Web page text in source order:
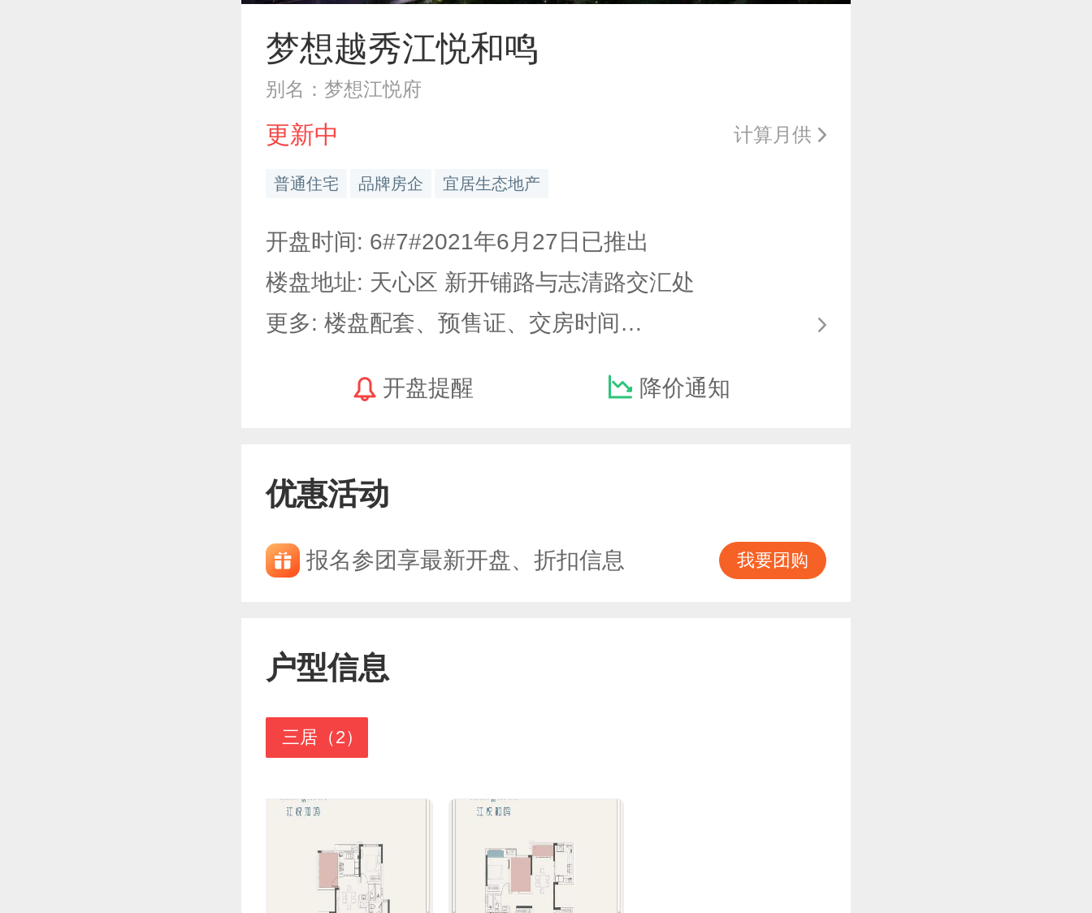
梦想越秀江悦和鸣
别名：梦想江悦府
更新中 计算月供
普通住宅 品牌房企 宜居生态地产
开盘时间: 6#7#2021年6月27日已推出
楼盘地址: 天心区 新开铺路与志清路交汇处
更多: 楼盘配套、预售证、交房时间…
开盘提醒 降价通知
优惠活动
报名参团享最新开盘、折扣信息 我要团购
户型信息
三居（2）